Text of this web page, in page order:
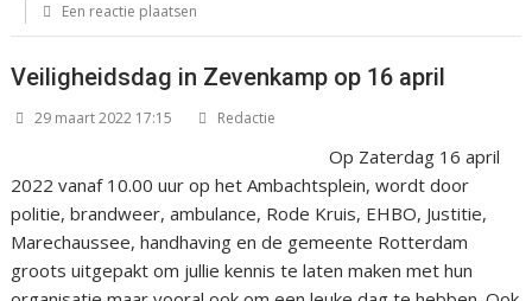
Een reactie plaatsen
Veiligheidsdag in Zevenkamp op 16 april
29 maart 2022 17:15 Redactie
Op Zaterdag 16 april
2022 vanaf 10.00 uur op het Ambachtsplein, wordt door
politie, brandweer, ambulance, Rode Kruis, EHBO, Justitie,
Marechaussee, handhaving en de gemeente Rotterdam
groots uitgepakt om jullie kennis te laten maken met hun